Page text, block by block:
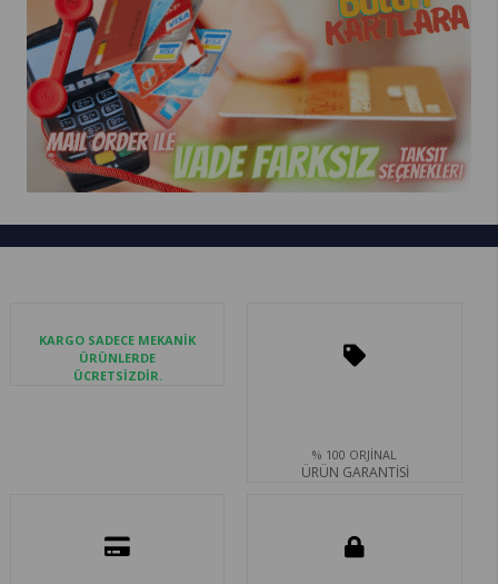
KARGO SADECE MEKANİK
ÜRÜNLERDE
ÜCRETSİZDİR.
% 100 ORJİNAL
ÜRÜN GARANTİSİ